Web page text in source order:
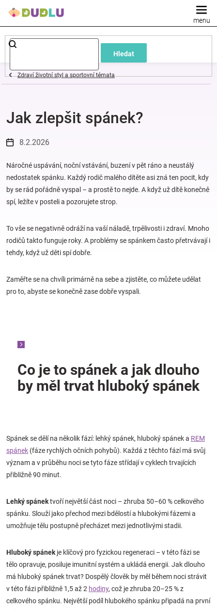
Hledat
Dětské
a
oblečení
Pokojíček
a
kojenecká
Hračky
zábava
děti
Těhotenské
oblečení
Značky
Blog
Hračkářství
Přihlášení
Zdraví životní styl a sportovní témata
Jak zlepšit spánek?
8.2.2026
Náročné uspávání, noční vstávání, buzení v pět ráno a neustálý
nedostatek spánku. Každý rodič malého dítěte asi zná ten pocit, kdy
by se rád pořádně vyspal – a prostě to nejde. A když už dítě konečně
spí, ležíte v posteli a pozorujete strop.
To vše se negativně odráží na vaší náladě, trpělivosti i zdraví. Mnoho
rodičů takto funguje roky. A problémy se spánkem často přetrvávají i
tehdy, když už děti spí dobře.
Zaměřte se na chvíli primárně na sebe a zjistěte, co můžete udělat
pro to, abyste se konečně zase dobře vyspali.
Co je to spánek a jak dlouho
by měl trvat hluboký spánek
Spánek se dělí na několik fází: lehký spánek, hluboký spánek a REM
spánek (fáze rychlých očních pohybů). Každá z těchto fází má svůj
význam a v průběhu noci se tyto fáze střídají v cyklech trvajících
přibližně 90 minut.
Lehký spánektvoří největší část noci – zhruba 50–60 % celkového
spánku. Slouží jako přechod mezi bdělostí a hlubokými fázemi a
umožňuje tělu postupně přecházet mezi jednotlivými stadii.
Hluboký spánek je klíčový pro fyzickou regeneraci – v této fázi se
tělo opravuje, posiluje imunitní systém a ukládá energii. Jak dlouho
má hluboký spánek trvat? Dospělý člověk by měl během noci strávit
v této fázi přibližně 1,5 až 2 hodiny, což je zhruba 20–25 % z
celkového spánku. Největší podíl hlubokého spánku připadá na první